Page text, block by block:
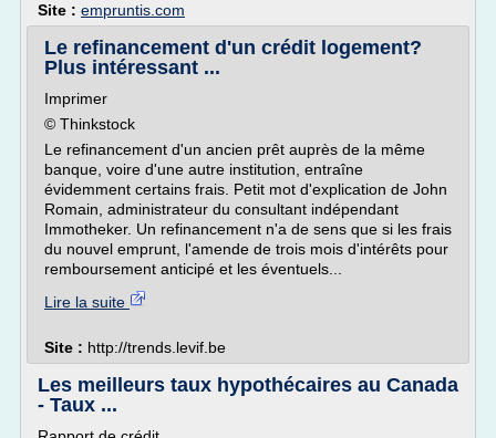
Site : empruntis.com
Le refinancement d'un crédit logement?
Plus intéressant ...
Imprimer
© Thinkstock
Le refinancement d'un ancien prêt auprès de la même
banque, voire d'une autre institution, entraîne
évidemment certains frais. Petit mot d'explication de John
Romain, administrateur du consultant indépendant
Immotheker. Un refinancement n'a de sens que si les frais
du nouvel emprunt, l'amende de trois mois d'intérêts pour
remboursement anticipé et les éventuels...
Lire la suite
Site : http://trends.levif.be
Les meilleurs taux hypothécaires au Canada
- Taux ...